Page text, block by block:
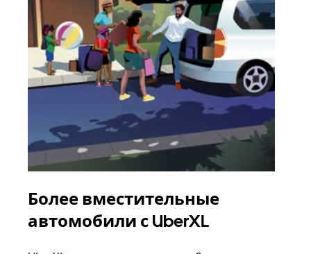
Более вместительные
автомобили с UberXL